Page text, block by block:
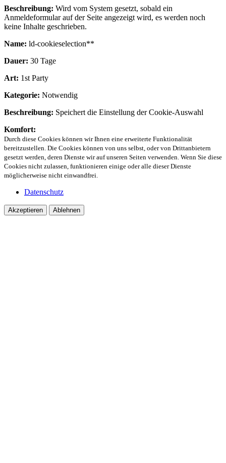
Beschreibung: Wird vom System gesetzt, sobald ein
Anmeldeformular auf der Seite angezeigt wird, es werden noch
keine Inhalte geschrieben.
Name: ld-cookieselection**
Dauer: 30 Tage
Art: 1st Party
Kategorie: Notwendig
Beschreibung: Speichert die Einstellung der Cookie-Auswahl
Komfort:
Durch diese Cookies können wir Ihnen eine erweiterte Funktionalität
bereitzustellen. Die Cookies können von uns selbst, oder von Drittanbietern
gesetzt werden, deren Dienste wir auf unseren Seiten verwenden. Wenn Sie diese
Cookies nicht zulassen, funktionieren einige oder alle dieser Dienste
möglicherweise nicht einwandfrei.
Datenschutz
Akzeptieren Ablehnen